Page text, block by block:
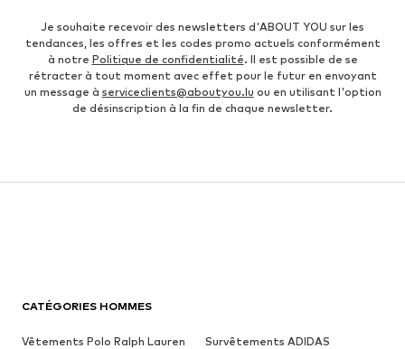
Je souhaite recevoir des newsletters d'ABOUT YOU sur les
tendances, les offres et les codes promo actuels conformément
à notre Politique de confidentialité. Il est possible de se
rétracter à tout moment avec effet pour le futur en envoyant
un message à serviceclients@aboutyou.lu ou en utilisant l'option
de désinscription à la fin de chaque newsletter.
CATÉGORIES HOMMES
Vêtements Polo Ralph Lauren
Survêtements ADIDAS